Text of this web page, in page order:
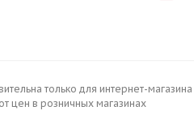
только для интернет-
цен в розничных магазинах